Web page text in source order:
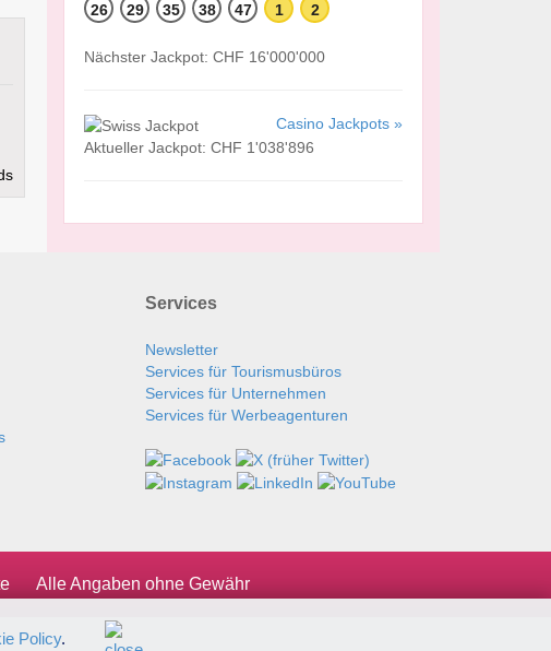
26 29 35 38 47 1 2
Nächster Jackpot: CHF 16'000'000
Casino Jackpots »
Aktueller Jackpot: CHF 1'038'896
Services
Newsletter
Services für Tourismusbüros
Services für Unternehmen
Services für Werbeagenturen
Alle Angaben ohne Gewähr
Policy.